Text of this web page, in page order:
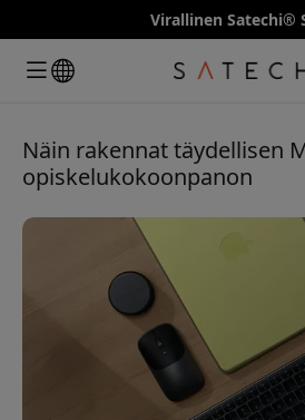
Virallinen Satechi®
Näin rakennat täydellisen
opiskelukokoonpanon